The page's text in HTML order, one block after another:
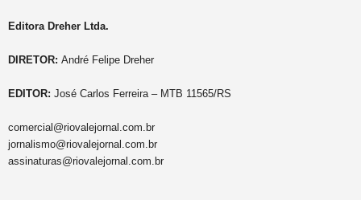
Editora Dreher Ltda.
DIRETOR: André Felipe Dreher
EDITOR: José Carlos Ferreira – MTB 11565/RS
comercial@riovalejornal.com.br
jornalismo@riovalejornal.com.br
assinaturas@riovalejornal.com.br